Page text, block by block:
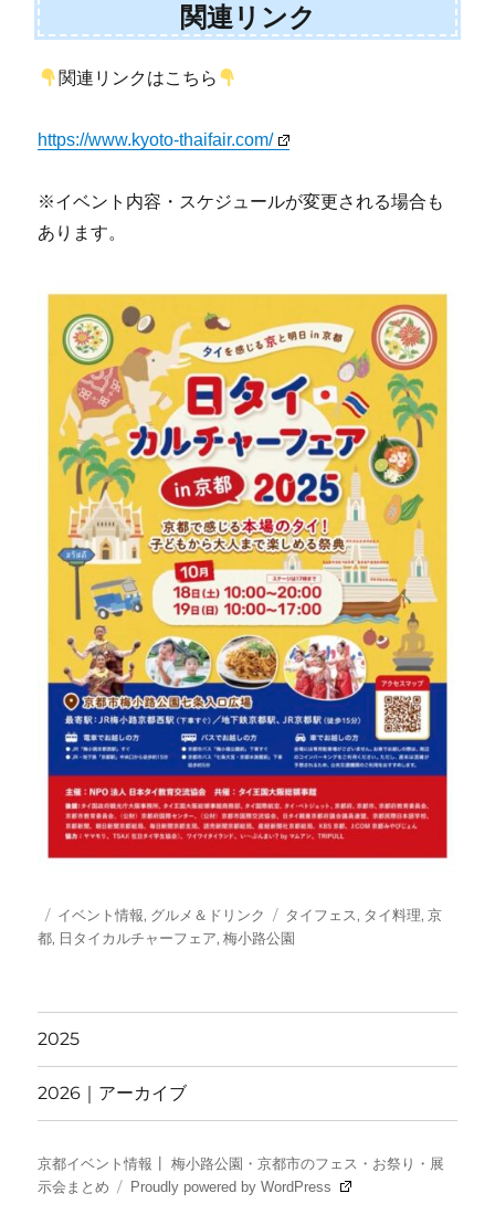
関連リンク
関連リンクはこちら
https://www.kyoto-thaifair.com/
※イベント内容・スケジュールが変更される場合も
あります。
投
稿
カ
テ
イベント情報, グルメ＆ドリンク
タ
グ
タイフェス, タイ料理,京
都, 日タイカルチャーフェア,梅小路公園
2025
2026｜アーカイブ
京都イベント情報┃ 梅小路公園・京都市のフェス・お祭り・展
示会まとめ
Proudly powered by WordPress